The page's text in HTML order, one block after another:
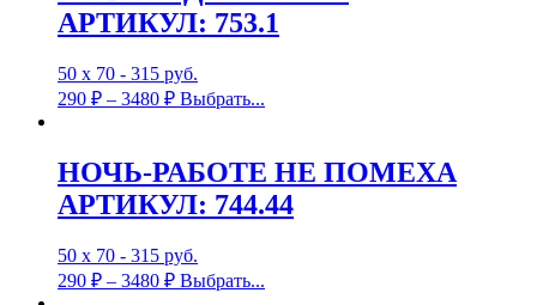
АРТИКУЛ: 753.1
50 х 70 - 315 руб.
290 ₽ – 3480 ₽ Выбрать...
НОЧЬ-РАБОТЕ НЕ ПОМЕХА
АРТИКУЛ: 744.44
50 х 70 - 315 руб.
290 ₽ – 3480 ₽ Выбрать...